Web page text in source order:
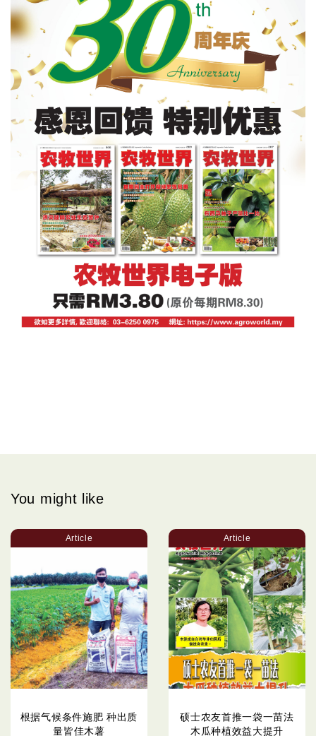
You might like
Article
根据气候条件施肥 种出质
量皆佳木薯
Article
硕士农友首推一袋一苗法
木瓜种植效益大提升